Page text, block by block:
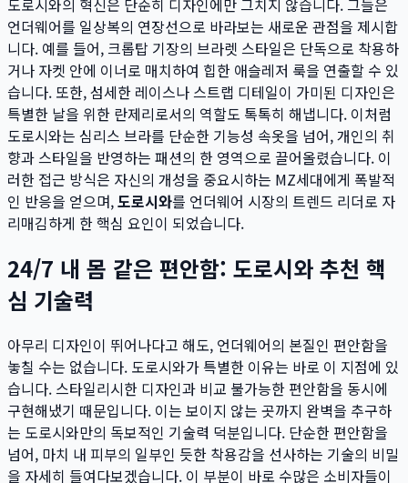
도로시와의 혁신은 단순히 디자인에만 그치지 않습니다. 그들은
언더웨어를 일상복의 연장선으로 바라보는 새로운 관점을 제시합
니다. 예를 들어, 크롭탑 기장의 브라렛 스타일은 단독으로 착용하
거나 자켓 안에 이너로 매치하여 힙한 애슬레저 룩을 연출할 수 있
습니다. 또한, 섬세한 레이스나 스트랩 디테일이 가미된 디자인은
특별한 날을 위한 란제리로서의 역할도 톡톡히 해냅니다. 이처럼
도로시와는 심리스 브라를 단순한 기능성 속옷을 넘어, 개인의 취
향과 스타일을 반영하는 패션의 한 영역으로 끌어올렸습니다. 이
러한 접근 방식은 자신의 개성을 중요시하는 MZ세대에게 폭발적
인 반응을 얻으며,도로시와를 언더웨어 시장의 트렌드 리더로 자
리매김하게 한 핵심 요인이 되었습니다.
24/7 내 몸 같은 편안함: 도로시와 추천 핵
심 기술력
아무리 디자인이 뛰어나다고 해도, 언더웨어의 본질인 편안함을
놓칠 수는 없습니다. 도로시와가 특별한 이유는 바로 이 지점에 있
습니다. 스타일리시한 디자인과 비교 불가능한 편안함을 동시에
구현해냈기 때문입니다. 이는 보이지 않는 곳까지 완벽을 추구하
는 도로시와만의 독보적인 기술력 덕분입니다. 단순한 편안함을
넘어, 마치 내 피부의 일부인 듯한 착용감을 선사하는 기술의 비밀
을 자세히 들여다보겠습니다. 이 부분이 바로 수많은 소비자들이